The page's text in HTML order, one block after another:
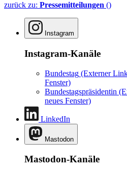
zurück zu: Pressemitteilungen ()
Instagram
Instagram-Kanäle
Bundestag (Externer
Fenster)
Bundestagspräsidentin
neues Fenster)
LinkedIn
Mastodon
Mastodon-Kanäle